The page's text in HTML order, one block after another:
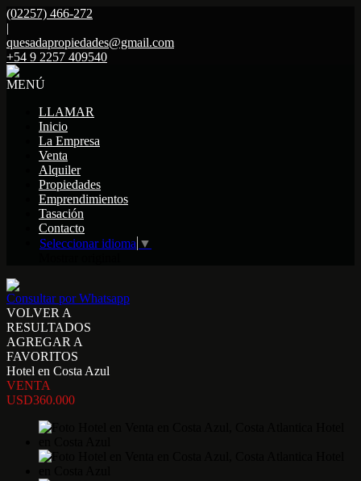
(02257) 466-272
|
quesadapropiedades@gmail.com
+54 9 2257 409540
MENÚ
LLAMAR
Inicio
La Empresa
Venta
Alquiler
Propiedades
Emprendimientos
Tasación
Contacto
Seleccionar idioma ▼
Consultar por Whatsapp
VOLVER A
RESULTADOS
AGREGAR A
FAVORITOS
Hotel en Costa Azul
VENTA
USD360.000